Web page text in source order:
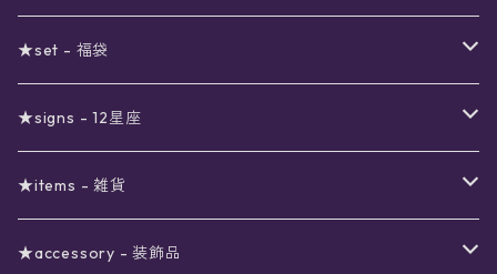
セール
真夜中のSALE
予約限定SALE
〜1000円
〜2000円
〜3000円
★set - 福袋
12星座福袋
星の市福袋
★signs - 12星座
12星座ギフトセット
★items - 雑貨
ステーショナリー
★accessory - 装飾品